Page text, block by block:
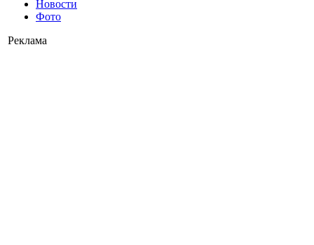
Новости
Фото
Реклама